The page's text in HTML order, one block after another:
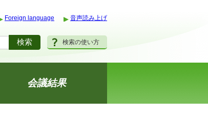
Foreign language 音声読み上げ
検索の使い方
会議結果